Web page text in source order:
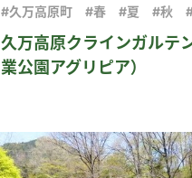
久万高原クラインガルテ
業公園アグリピア）
#久万高原町 #春 #夏 #秋